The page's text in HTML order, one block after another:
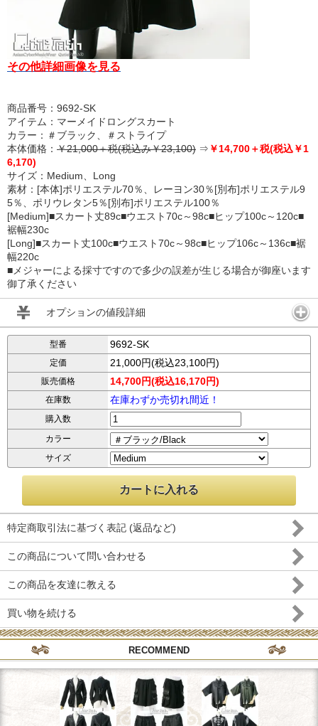
その他詳細画像を見る
商品番号：9692-SK
アイテム：マーメイドロングスカート
カラー：＃ブラック、＃ストライプ
本体価格： ￥21,000＋税(税込み￥23,100) ⇒ ￥14,700＋税(税込￥1
6,170)
サイズ：Medium、Long
素材：[本体]ポリエステル70％、レーヨン30％[別布]ポリエステル9
5％、ポリウレタン5％[別布]ポリエステル100％
[Medium]■スカート丈89c■ウエスト70c～98c■ヒップ100c～120c■
裾幅230c
[Long]■スカート丈100c■ウエスト70c～98c■ヒップ106c～136c■裾
幅220c
■メジャーによる採寸ですので多少の誤差が生じる場合が御座います
御了承ください
オプションの値段詳細
型番 9692-SK
定価 21,000円(税込23,100円)
販売価格 14,700円(税込16,170円)
在庫数 在庫わずか売切れ間近！
購入数
カラー
サイズ
特定商取引法に基づく表記 (返品など)
この商品について問い合わせる
この商品を友達に教える
買い物を続ける
RECOMMEND